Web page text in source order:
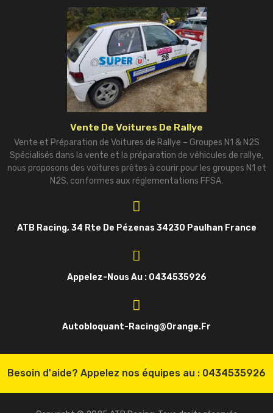
Vente De Voitures De Rallye
Vente et Préparation de Voitures de Rallye – Groupes N1 & N2S
Spécialisés dans la vente et la préparation de véhicules de rallye,
nous proposons des voitures prêtes à courir pour les groupes N1 et
N2S, conformes aux réglementations FFSA.
ATB Racing, 34 Rte De Pézenas 34230 Paulhan France
Appelez-Nous Au : 0434535926
Autobloquant-Racing@orange.fr
Besoin d'aide? Appelez nos équipes au : 0434535926